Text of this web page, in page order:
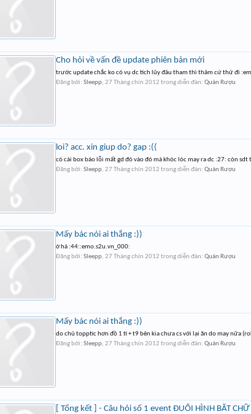
Cho hỏi về vấn đề update phiên bản mới
trước update chắc ko có vụ dc tích lũy đâu tham thì thâm cứ thử đi
Đăng bởi: Sleepp, 27 Tháng chín 2012 trong diễn đàn: Quán Rượu
loi? acc. xin giup do? gap :((
có cái box báo lỗi mất gd đó vào đó mà khóc lóc may ra dc :27: còn sdt
Đăng bởi: Sleepp, 27 Tháng chín 2012 trong diễn đàn: Quán Rượu
Mấy bác nói ai thắng :))
ờ há :44::emo.s2u.vn_000:
Đăng bởi: Sleepp, 27 Tháng chín 2012 trong diễn đàn: Quán Rượu
Mấy bác nói ai thắng :))
do chủ topptic hơn đồ 1 tí + t9 bên kia chưa cs với lại ăn do may nữa
Đăng bởi: Sleepp, 27 Tháng chín 2012 trong diễn đàn: Quán Rượu
[ Tổng kết ] - Câu hỏi số 1 event ĐUỔI HÌNH BẮT CHỮ